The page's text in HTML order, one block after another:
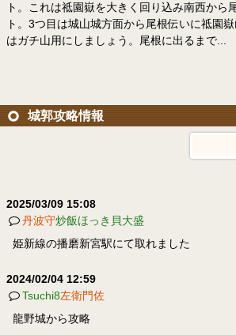
ト。これは祗園嶽を大きく回り込み南西か
ト。3つ目は城山城方面から尾根伝いに祗園
はガチ山用にしましょう。尾根に出るまで...
城郭攻略情報
2025/03/09 15:08
丹波守炒飯ほっき貝大盛
姫新線の播磨新宮駅にて取れました
2024/02/04 12:59
Tsuchi8左衛門佐
龍野城から攻略